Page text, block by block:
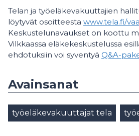
Telan ja työeläkevakuuttajien
löytyvät osoitteesta www.tela.fi/
Keskustelunavaukset on koottu
Vilkkaassa eläkekeskustelussa
ehdotuksiin voi syventyä Q&A-
Avainsanat
työeläkevakuuttajat tela